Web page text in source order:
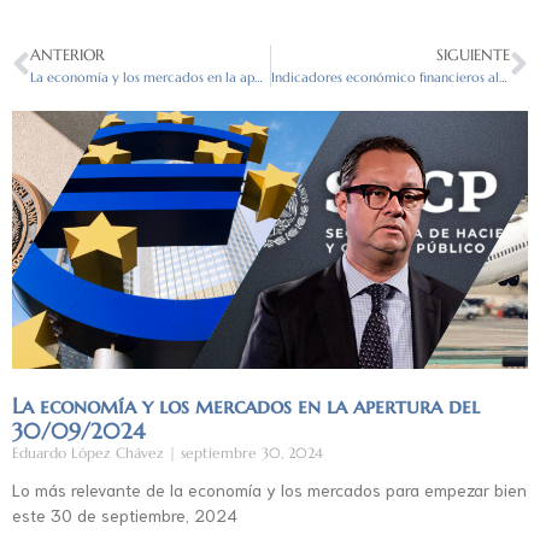
ANTERIOR
La economía y los mercados en la apertura del 14/09/2022
SIGUIENTE
Indicadores económico financieros al cierre del 19/09/2022
La economía y los mercados en la apertura del
30/09/2024
Eduardo López Chávez septiembre 30, 2024
Lo más relevante de la economía y los mercados para empezar bien
este 30 de septiembre, 2024